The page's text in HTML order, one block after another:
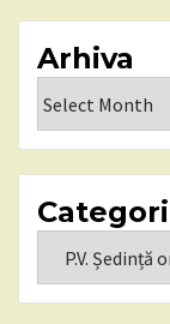
Arhiva